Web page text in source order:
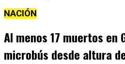
NACIÓN
Al menos 17 muertos en
microbús desde altura